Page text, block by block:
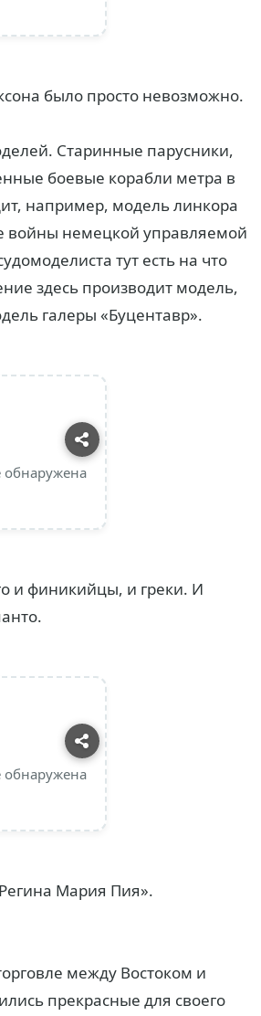
было просто невозможно.
Старинные парусники,
боевые корабли метра в
например, модель линкора
войны немецкой управляемой
тут есть на что
здесь производит модель,
галеры «Буцентавр».
и финикийцы, и греки. И
Мария Пия».
между Востоком и
прекрасные для своего